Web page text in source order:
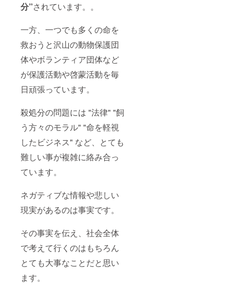
分”されています。。
一方、一つでも多くの命を
救おうと沢山の動物保護団
体やボランティア団体など
が保護活動や啓蒙活動を毎
日頑張っています。
殺処分の問題には "法律" "飼
う方々のモラル" "命を軽視
したビジネス" など、とても
難しい事が複雑に絡み合っ
ています。
ネガティブな情報や悲しい
現実があるのは事実です。
その事実を伝え、社会全体
で考えて行くのはもちろん
とても大事なことだと思い
ます。